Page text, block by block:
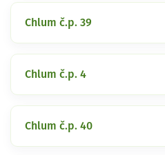
Chlum č.p. 39
Chlum č.p. 4
Chlum č.p. 40